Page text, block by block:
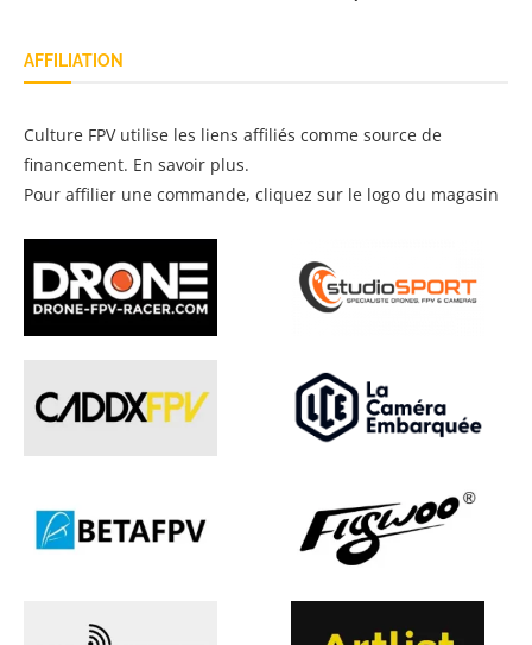
AFFILIATION
Culture FPV utilise les liens affiliés comme source de
financement. En savoir plus.
Pour affilier une commande, cliquez sur le logo du magasin